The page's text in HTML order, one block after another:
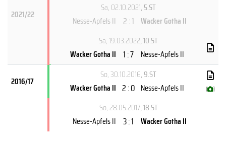
2021/22
Sa, 02.10.2021, 5.ST
Nesse-Apfels II
2 : 1 Wacker Gotha II
Sa, 19.03.2022, 10.ST
Wacker Gotha II 1 : 7 Nesse-Apfels II
2016/17
So, 30.10.2016, 9.ST
Wacker Gotha II 2 : 0 Nesse-Apfels II ( )
So, 28.05.2017, 18.ST
Nesse-Apfels II 3 : 1 Wacker Gotha II